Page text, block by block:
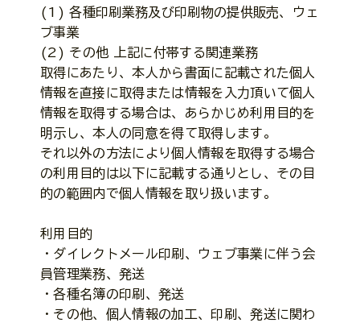
(1) 各種印刷業務及び印刷物の提供販売、ウェ
ブ事業
(2) その他 上記に付帯する関連業務
取得にあたり、本人から書面に記載された個人
情報を直接に取得または情報を入力頂いて個人
情報を取得する場合は、あらかじめ利用目的を
明示し、本人の同意を得て取得します。
それ以外の方法により個人情報を取得する場合
の利用目的は以下に記載する通りとし、その目
的の範囲内で個人情報を取り扱います。
利用目的
・ダイレクトメール印刷、ウェブ事業に伴う会
員管理業務、発送
・各種名簿の印刷、発送
・その他、個人情報の加工、印刷、発送に関わ